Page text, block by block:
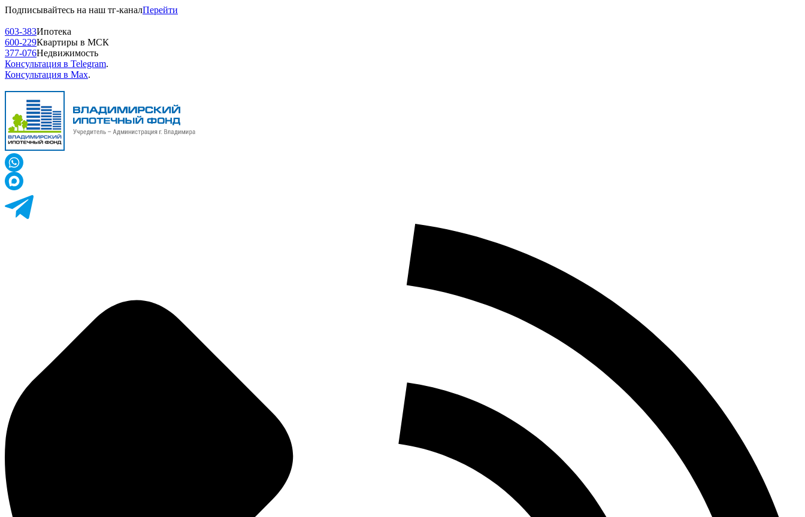
Подписывайтесь на наш тг-каналПерейти
603-383Ипотека
600-229Квартиры в МСК
377-076Недвижимость
Консультация в Telegram.
Консультация в Max.